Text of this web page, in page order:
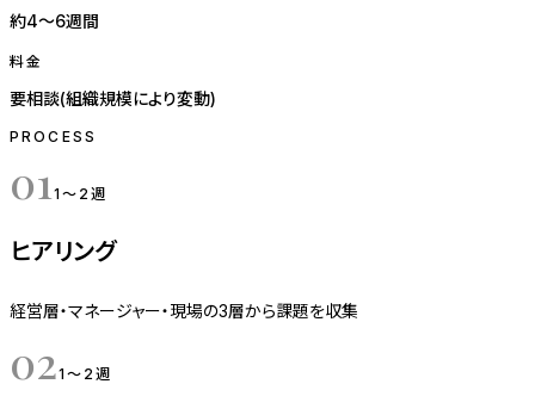
約4〜6週間
料金
要相談(組織規模により変動)
PROCESS
01 1〜2週
ヒアリング
経営層・マネージャー・現場の3層から課題を収集
021〜2週